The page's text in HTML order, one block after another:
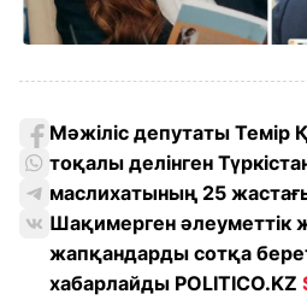
Мәжіліс депутаты
тоқалы делінген
маслихатының 25
Шақимерген әлеуметтік
жапқандарды сотқа
хабарлайды POLITICO.KZ